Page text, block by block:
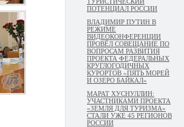
ПОТЕНЦИАЛ РОССИИ
ВЛАДИМИР ПУТИН В
РЕЖИМЕ
ВИДЕОКОНФЕРЕНЦИИ
ПРОВЁЛ СОВЕЩАНИЕ ПО
ВОПРОСАМ РАЗВИТИЯ
ПРОЕКТА ФЕДЕРАЛЬНЫХ
КРУГЛОГОДИЧНЫХ
КУРОРТОВ «ПЯТЬ МОРЕЙ
И ОЗЕРО БАЙКАЛ»
МАРАТ ХУСНУЛЛИН:
УЧАСТНИКАМИ ПРОЕКТА
«ЗЕМЛЯ ДЛЯ ТУРИЗМА»
СТАЛИ УЖЕ 45 РЕГИОНОВ
РОССИИ